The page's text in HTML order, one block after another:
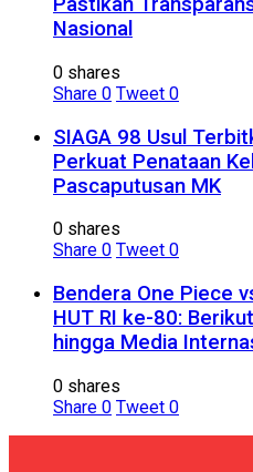
Nasional
0 shares
Share 0 Tweet 0
SIAGA 98 Usul
Perkuat Penataan
Pascaputusan MK
0 shares
Share 0 Tweet 0
Bendera One Piece
HUT RI ke-80:
hingga Media
0 shares
Share 0 Tweet 0